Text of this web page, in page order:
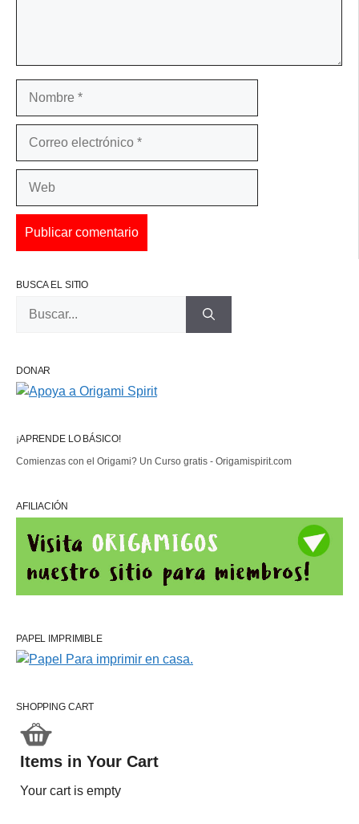
BUSCA EL SITIO
DONAR
¡APRENDE LO BÁSICO!
Comienzas con el Origami? Un Curso gratis - Origamispirit.com
AFILIACIÓN
PAPEL IMPRIMIBLE
SHOPPING CART
Items in Your Cart
Your cart is empty